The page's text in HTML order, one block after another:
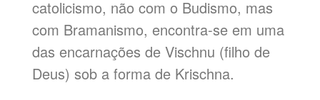
catolicismo, não com o Budismo, mas
com Bramanismo, encontra-se em uma
das encarnações de Vischnu (filho de
Deus) sob a forma de Krischna.